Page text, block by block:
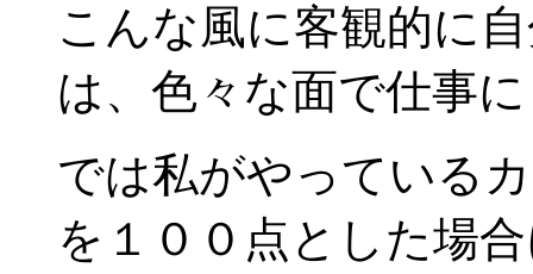
こんな風に客観的に
は、色々な面で仕事
では私がやっている
を１００点とした場